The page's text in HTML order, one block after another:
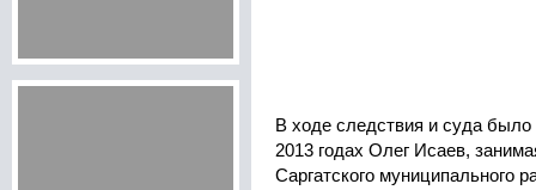
В ходе следствия и суда было
2013 годах Олег Исаев,
Саргатского муниципального